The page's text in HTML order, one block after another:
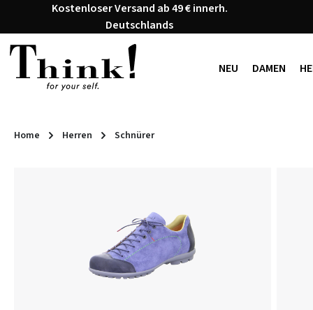
Hauptinhalt springen
Zur Suche springen
Zur Hauptnavigation springen
Kostenloser Versand ab 49 € innerh.
Deutschlands
NEU DAMEN
Home Herren Schnürer